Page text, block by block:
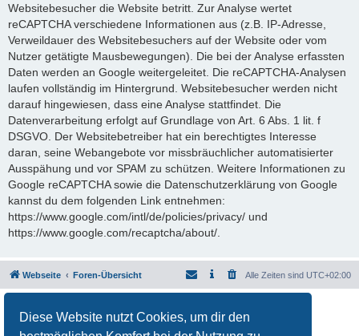
Diese Website nutzt Cookies, um dir den
Websitebesucher die Website betritt. Zur Analyse wertet
reCAPTCHA verschiedene Informationen aus (z.B. IP-Adresse,
Verweildauer des Websitebesuchers auf der Website oder vom
Nutzer getätigte Mausbewegungen). Die bei der Analyse erfassten
Daten werden an Google weitergeleitet. Die reCAPTCHA-Analysen
laufen vollständig im Hintergrund. Websitebesucher werden nicht
darauf hingewiesen, dass eine Analyse stattfindet. Die
Datenverarbeitung erfolgt auf Grundlage von Art. 6 Abs. 1 lit. f
DSGVO. Der Websitebetreiber hat ein berechtigtes Interesse
daran, seine Webangebote vor missbräuchlicher automatisierter
Ausspähung und vor SPAM zu schützen. Weitere Informationen zu
Google reCAPTCHA sowie die Datenschutzerklärung von Google
kannst du dem folgenden Link entnehmen:
https://www.google.com/intl/de/policies/privacy/ und
https://www.google.com/recaptcha/about/.
Webseite Foren-Übersicht Alle Zeiten sind UTC+02:00
Deutsche Übersetzung durchphpBB.de
Datenschutz|Nutzungsbedingungen